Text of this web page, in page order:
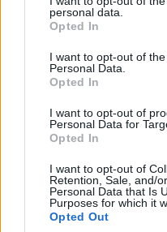
grant or deny consent to
use your data for below
consent section.
personal data.
Opted In
I want to opt-out of
Personal Data.
Opted In
I want to opt-out of
Personal Data for
Opted In
I want to opt-out of
Retention, Sale, and/
Personal Data that Is
Purposes for which it
Opted Out
MEGRÁZÓ VIDEÓ
INFORMÁCIÓINK
INTÉZKEDIK AZ ÜGYBEN
A felvételen egy padon
kényszerítik, hogy térdre
bakancsát.